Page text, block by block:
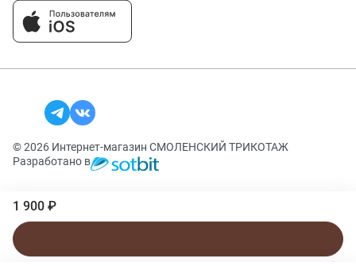
1 900 ₽
© 2026 Интернет-магазин СМОЛЕНСКИЙ ТРИКОТАЖ
Разработано в